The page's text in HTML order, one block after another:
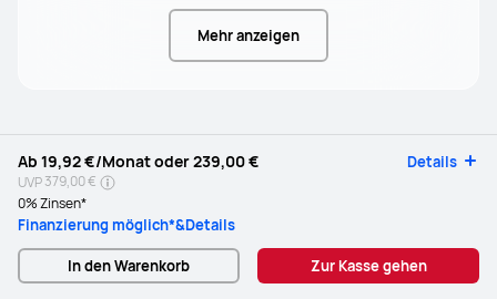
Mehr anzeigen
Ab 19,92 €/Monat oder239,00 € Details
UVP379,00 €
0% Zinsen*
Finanzierung möglich*&Details
In den Warenkorb Zur Kasse gehen